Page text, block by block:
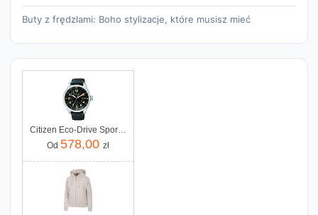
Buty z frędzlami: Boho stylizacje, które musisz mieć
Citizen Eco-Drive Sport AW5000-24E
Od 578,00 zł